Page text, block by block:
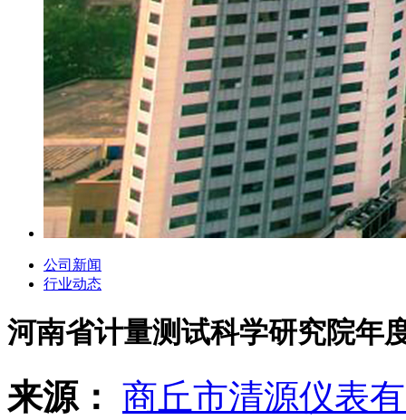
公司新闻
行业动态
河南省计量测试科学研究院年
来源： 商丘市清源仪表